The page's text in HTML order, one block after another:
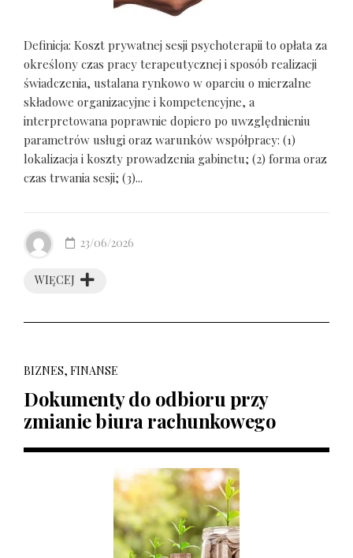
Definicja: Koszt prywatnej sesji psychoterapii to opłata za
określony czas pracy terapeutycznej i sposób realizacji
świadczenia, ustalana rynkowo w oparciu o mierzalne
składowe organizacyjne i kompetencyjne, a
interpretowana poprawnie dopiero po uwzględnieniu
parametrów usługi oraz warunków współpracy: (1)
lokalizacja i koszty prowadzenia gabinetu; (2) forma oraz
czas trwania sesji; (3)...
WIĘCEJ
23/06/2026
BIZNES, FINANSE
Dokumenty do odbioru przy
zmianie biura rachunkowego